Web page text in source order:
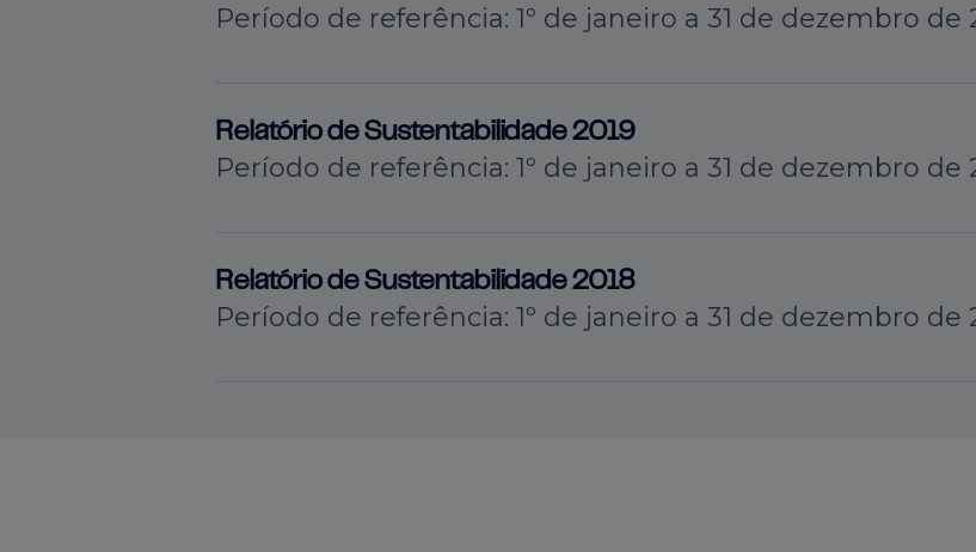
Período de referência: 1º de janeiro a 31 de dezembro de
Relatório de Sustentabilidade 2019
Período de referência: 1º de janeiro a 31 de dezembro de
Relatório de Sustentabilidade 2018
Período de referência: 1º de janeiro a 31 de dezembro de